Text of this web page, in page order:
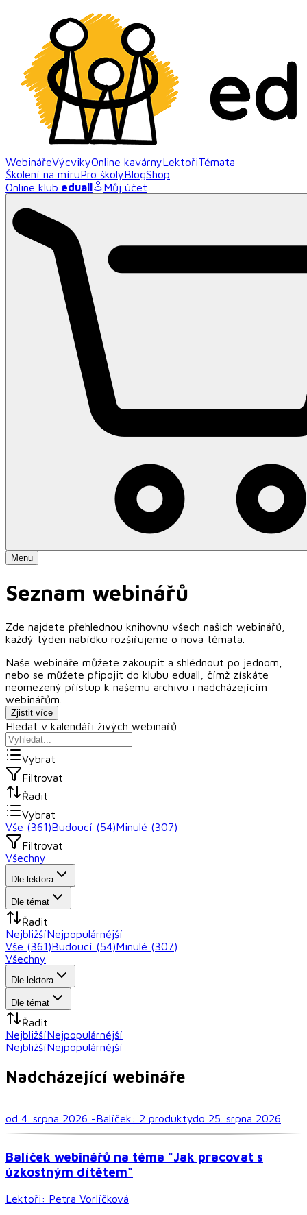
WebinářeVýcvikyOnline kavárnyLektořiTémata
Školení na míruPro školyBlogShop
Online klub eduall Můj účet
Menu
Seznam webinářů
Zde najdete přehlednou knihovnu všech našich webinářů,
každý týden nabídku rozšiřujeme o nová témata.
Naše webináře můžete zakoupit a shlédnout po jednom,
nebo se můžete připojit do klubu eduall , čímž získáte
neomezený přístup k našemu archivu i nadcházejícím
webinářům.
Zjistit více
Hledat v kalendáři živých webinářů
Vybrat
Filtrovat
Řadit
Vybrat
Vše (361)Budoucí (54)Minulé (307)
Filtrovat
Všechny
Dle lektora
Dle témat
Řadit
NejbližšíNejpopulárnější
Vše (361)Budoucí (54)Minulé (307)
Všechny
Dle lektora
Dle témat
Řadit
NejbližšíNejpopulárnější
NejbližšíNejpopulárnější
Nadcházející webináře
od 4. srpna 2026 -Balíček: 2 produktydo 25. srpna 2026
Balíček webinářů na téma "Jak pracovat s
úzkostným dítětem"
Lektoři: Petra Vorlíčková